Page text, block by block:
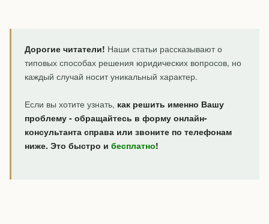
Дорогие читатели! Наши статьи рассказывают о
типовых способах решения юридических вопросов, но
каждый случай носит уникальный характер.
Если вы хотите узнать, как решить именно Вашу
проблему - обращайтесь в форму онлайн-
консультанта справа или звоните по телефонам
ниже. Это быстро и бесплатно!